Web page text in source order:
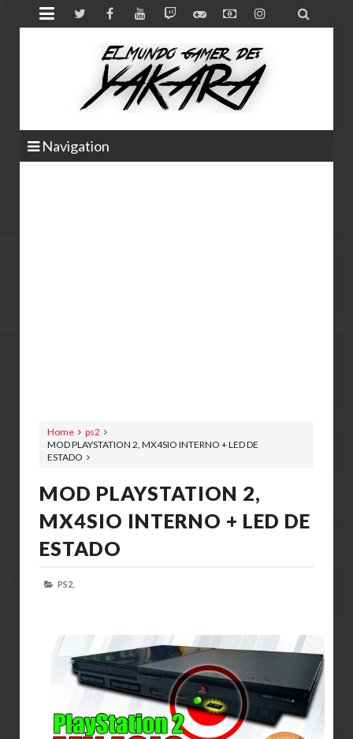
 
Navigation
Home
ps2
MOD PLAYSTATION 2, MX4SIO INTERNO + LED DE
ESTADO
MOD PLAYSTATION 2,
MX4SIO INTERNO + LED DE
ESTADO
PS2,